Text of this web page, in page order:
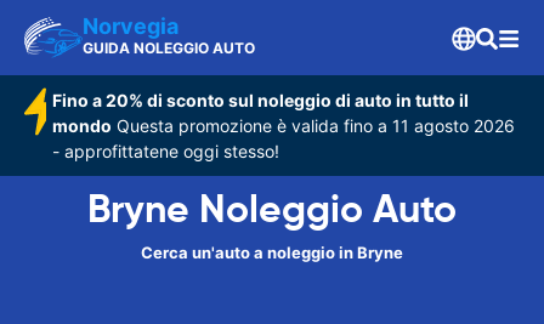
Norvegia
GUIDA NOLEGGIO AUTO
Fino a 20% di sconto sul noleggio di auto in tutto il
mondo Questa promozione è valida fino a 11 agosto 2026
- approfittatene oggi stesso!
Bryne Noleggio Auto
Cerca un'auto a noleggio in Bryne